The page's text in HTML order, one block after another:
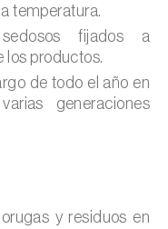
Thaumastocoris
temperatura.
fijados a
los productos.
de todo el año en
generaciones
y residuos en